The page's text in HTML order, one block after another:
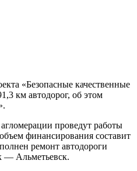
«Безопасные качественные
км автодорог, об этом
проведут работы
финансирования составит
ремонт автодороги
Альметьевск.